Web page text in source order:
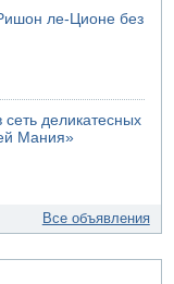
ле-Ционе без
сеть деликатесных
Мания»
Все объявления